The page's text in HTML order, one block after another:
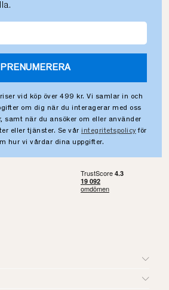
PRENUMERERA
vid köp över 499 kr. Vi samlar in och
om dig när du interagerar med oss
samt när du ansöker om eller använder
eller tjänster. Se vår integritetspolicy för
hur vi vårdar dina uppgifter.